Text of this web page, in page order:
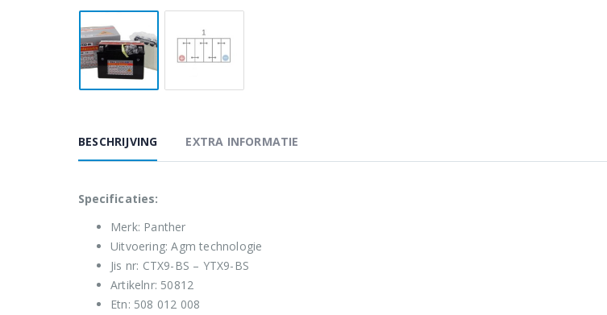
BESCHRIJVING EXTRA INFORMATIE
Specificaties:
Merk: Panther
Uitvoering: Agm technologie
Jis nr: CTX9-BS – YTX9-BS
Artikelnr: 50812
Etn: 508 012 008